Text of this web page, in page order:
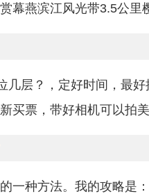
幕燕滨江风光带3.5公里
几层？，定好时间，最
买票，带好相机可以拍
一种方法。我的攻略是